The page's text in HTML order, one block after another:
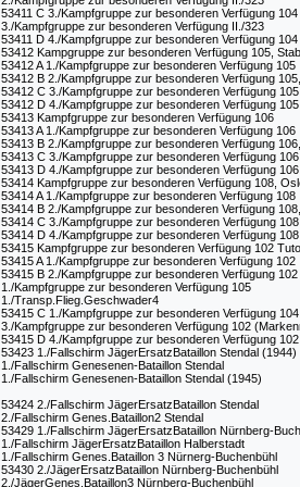
53411 C 3./Kampfgruppe zur besonderen Verfügung 104
3./Kampfgruppe zur besonderen Verfügung II./323
53411 D 4./Kampfgruppe zur besonderen Verfügung
53412 Kampgruppe zur besonderen Verfügung 105, Stab
53412 A 1./Kampfgruppe zur besonderen Verfügung 105
53412 B 2./Kampfgruppe zur besonderen Verfügung
53412 C 3./Kampfgruppe zur besonderen Verfügung 105
53412 D 4./Kampfgruppe zur besonderen Verfügung 105
53413 Kampfgruppe zur besonderen Verfügung 106
53413 A 1./Kampfgruppe zur besonderen Verfügung 106
53413 B 2./Kampfgruppe zur besonderen Verfügung
53413 C 3./Kampfgruppe zur besonderen Verfügung 106
53413 D 4./Kampfgruppe zur besonderen Verfügung 106
53414 Kampfgruppe zur besonderen Verfügung 108,
53414 A 1./Kampfgruppe zur besonderen Verfügung 108
53414 B 2./Kampfgruppe zur besonderen Verfügung
53414 C 3./Kampfgruppe zur besonderen Verfügung 108
53414 D 4./Kampfgruppe zur besonderen Verfügung 108
53415 Kampfgruppe zur besonderen Verfügung 102
53415 A 1./Kampfgruppe zur besonderen Verfügung 102
53415 B 2./Kampfgruppe zur besonderen Verfügung
1./Kampfgruppe zur besonderen Verfügung 105
1./Transp.Flieg.Geschwader4
53415 C 1./Kampfgruppe zur besonderen Verfügung
3./Kampfgruppe zur besonderen Verfügung 102
53415 D 4./Kampfgruppe zur besonderen Verfügung 102
53423 1./Fallschirm JägerErsatzBataillon Stendal (1944)
1./Fallschirm Genesenen-Bataillon Stendal
1./Fallschirm Genesenen-Bataillon Stendal (1945)
53424 2./Fallschirm JägerErsatzBataillon Stendal
2./Fallschirm Genes.Bataillon2 Stendal
53429 1./Fallschirm JägerErsatzBataillon Nürnberg-
1./Fallschirm JägerErsatzBataillon Halberstadt
1./Fallschirm Genes.Bataillon 3 Nürnerg-Buchenbühl
53430 2./JägerErsatzBataillon Nürnberg-Buchenbühl
2./JägerGenes.Bataillon3 Nürnberg-Buchenbühl